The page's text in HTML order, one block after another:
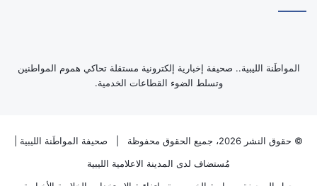
‏المواطَنة الليبية.. صحيفة إخبارية إلكترونية مستقلة تحاكي هموم المواطنين
وتسلط الضوء القطاعات الخدمية.
© حقوق النشر 2026، جميع الحقوق محفوظة | صحيفة المواطَنة الليبية
مُستضاف لدى المدينة الاعلامية الليبية